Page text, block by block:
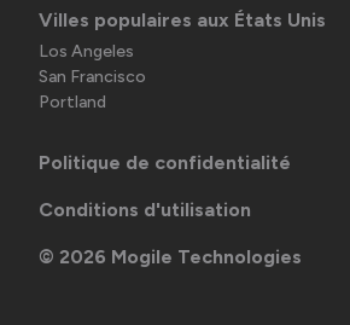
Villes populaires aux États Unis
Los Angeles
San Francisco
Portland
Politique de confidentialité
Conditions d'utilisation
© 2026 Mogile Technologies